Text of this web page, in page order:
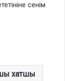
сенім
хатшы